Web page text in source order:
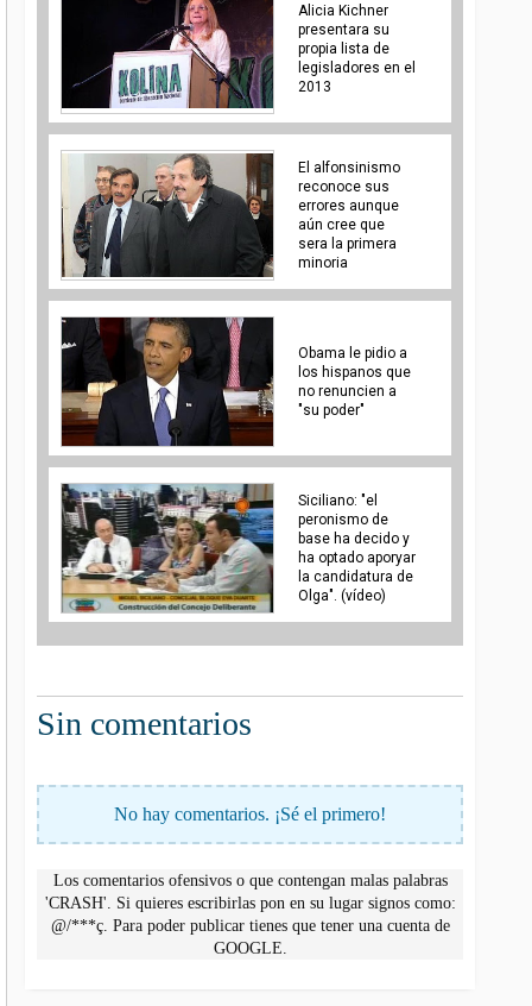
Alicia Kichner
presentara su
propia lista de
legisladores en el
2013
El alfonsinismo
reconoce sus
errores aunque
aún cree que
sera la primera
minoria
Obama le pidio a
los hispanos que
no renuncien a
"su poder"
Siciliano: "el
peronismo de
base ha decido y
ha optado aporyar
la candidatura de
Olga". (vídeo)
Sin comentarios
No hay comentarios. ¡Sé el primero!
Los comentarios ofensivos o que contengan malas palabras
'CRASH'. Si quieres escribirlas pon en su lugar signos como:
@/***ç. Para poder publicar tienes que tener una cuenta de
GOOGLE.